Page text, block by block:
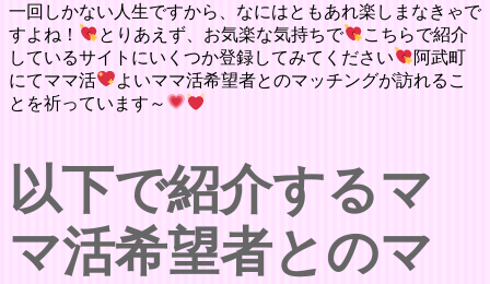
一回しかない人生ですから、なにはともあれ楽しまなきゃで
すよね！
とりあえず、お気楽な気持ちで
こちらで紹介
しているサイトにいくつか登録してみてください
阿武町
にてママ活
よいママ活希望者とのマッチングが訪れるこ
とを祈っています～
以下で紹介するマ
マ活希望者とのマ